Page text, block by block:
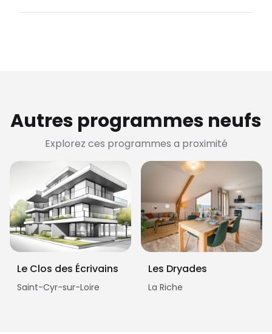
Autres programmes neufs
Explorez ces programmes a proximité
Le Clos des Écrivains
Saint-Cyr-sur-Loire
Les Dryades
La Riche